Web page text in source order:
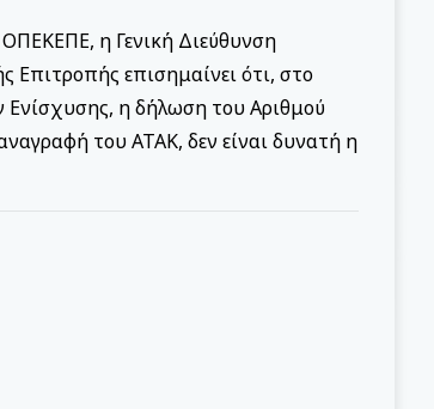
η Γενική Διεύθυνση
Επιτροπής επισημαίνει ότι, στο
Ενίσχυσης, η δήλωση του Αριθμού
του ΑΤΑΚ, δεν είναι δυνατή η